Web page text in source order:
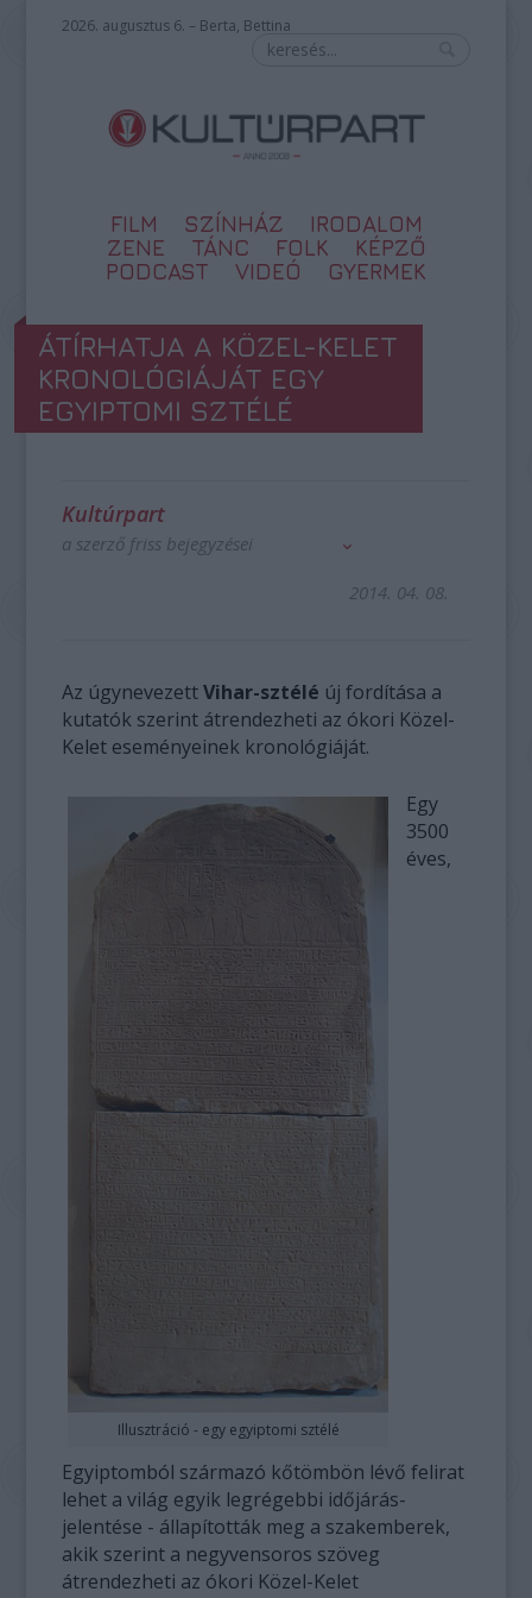
2026. augusztus 6. – Berta, Bettina
FILM SZÍNHÁZ
IRODALOM
ZENE
TÁNC FOLK
KÉPZŐ
PODCAST
VIDEÓ GYERMEK
ÁTÍRHATJA A KÖZEL-KELET
KRONOLÓGIÁJÁT EGY
EGYIPTOMI SZTÉLÉ
Kultúrpart
a szerző friss bejegyzései
2014. 04. 08.
Az úgynevezettVihar-sztélé új fordítása a
kutatók szerint átrendezheti az ókori Közel-
Kelet eseményeinek kronológiáját.
Illusztráció - egy egyiptomi sztélé
Egy
3500
éves,
Egyiptomból származó kőtömbön lévő felirat
lehet a világ egyik legrégebbi időjárás-
jelentése - állapították meg a szakemberek,
akik szerint a negyvensoros szöveg
átrendezheti az ókori Közel-Kelet